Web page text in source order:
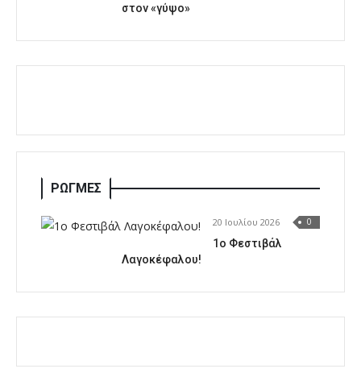
στον «γύψο»
ΡΩΓΜΕΣ
20 Ιουλίου 2026 0
1o Φεστιβάλ
Λαγοκέφαλου!